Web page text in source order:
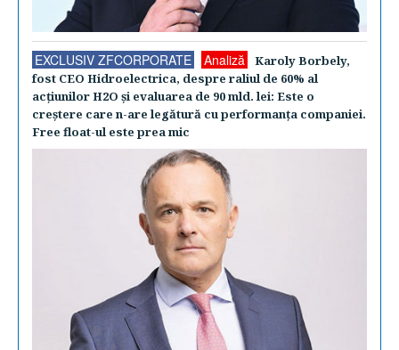
EXCLUSIV ZFCORPORATE Analiză
Karoly Borbely,
fost CEO Hidroelectrica, despre raliul de 60% al
acţiunilor H2O şi evaluarea de 90 mld. lei: Este o
creştere care n-are legătură cu performanţa companiei.
Free float-ul este prea mic